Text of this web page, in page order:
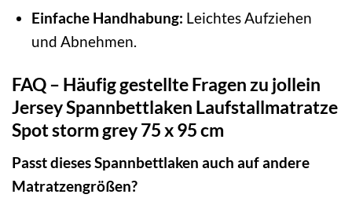
Einfache Handhabung: Leichtes Aufziehen
und Abnehmen.
FAQ – Häufig gestellte Fragen zu jollein
Jersey Spannbettlaken Laufstallmatratze
Spot storm grey 75 x 95 cm
Passt dieses Spannbettlaken auch auf andere
Matratzengrößen?